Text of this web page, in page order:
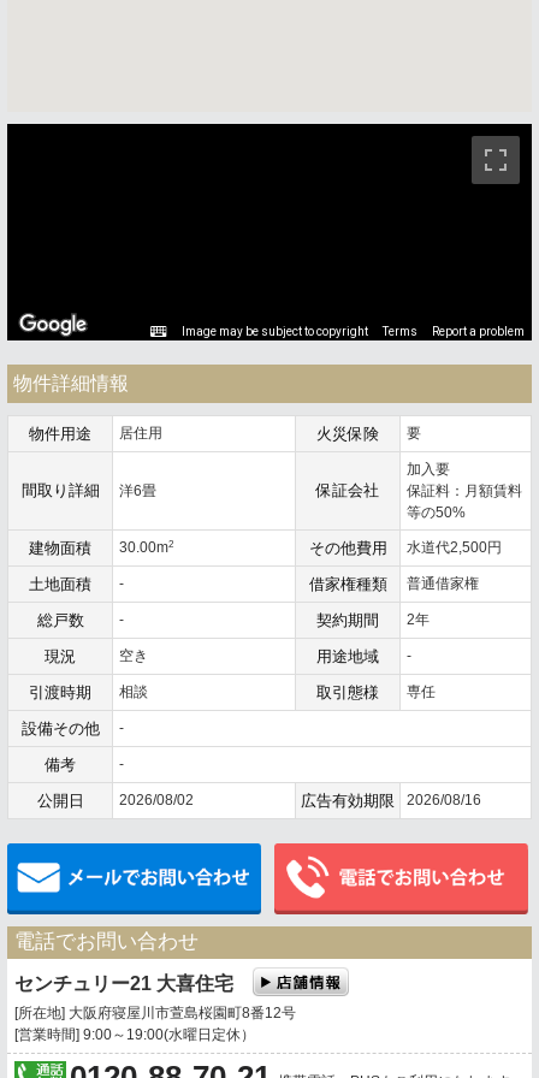
Image may be subject to copyright Terms Report a problem
物件詳細情報
物件用途 居住用 火災保険 要
間取り詳細 洋6畳 保証会社
加入要
保証料：月額賃料
等の50%
建物面積 30.00m2 その他費用 水道代2,500円
土地面積 - 借家権種類 普通借家権
総戸数 - 契約期間 2年
現況 空き 用途地域 -
引渡時期 相談 取引態様 専任
設備その他 -
備考 -
公開日 2026/08/02 広告有効期限 2026/08/16
メールでお問い合わせ
電話でお問い合わせ
センチュリー21 大喜住宅
[所在地] 大阪府寝屋川市萱島桜園町8番12号
[営業時間] 9:00～19:00(水曜日定休）